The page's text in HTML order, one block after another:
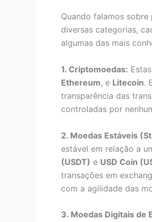
Quando falamos sobre
diversas categorias,
algumas das mais
1. Criptomoedas:
Ethereum, e Litecoin.
transparência das
controladas por
2. Moedas Estáveis
estável em relação a
(USDT) e USD Coin
transações em
com a agilidade das
3. Moedas Digitais de